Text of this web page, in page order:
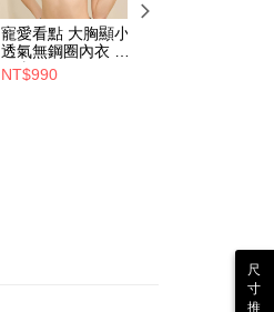
寵愛看點 大胸顯小
透氣無鋼圈內衣 隱
形膚(M-4L)
NT$990
尺
寸
推